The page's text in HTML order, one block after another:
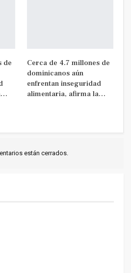
de
Cerca de 4.7 millones de
dominicanos aún
enfrentan inseguridad
alimentaria, afirma la…
están cerrados.